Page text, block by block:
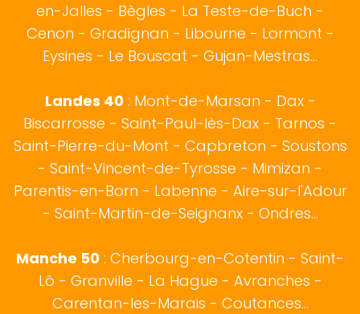
en-Jalles - Bègles - La Teste-de-Buch -
Cenon - Gradignan - Libourne - Lormont -
Eysines - Le Bouscat - Gujan-Mestras...
Landes 40: Mont-de-Marsan - Dax-
Biscarrosse - Saint-Paul-lès-Dax - Tarnos -
Saint-Pierre-du-Mont - Capbreton - Soustons
- Saint-Vincent-de-Tyrosse - Mimizan -
Parentis-en-Born - Labenne - Aire-sur-l'Adour
- Saint-Martin-de-Seignanx - Ondres...
Manche 50 : Cherbourg-en-Cotentin - Saint-
Lô - Granville - La Hague - Avranches -
Carentan-les-Marais - Coutances...